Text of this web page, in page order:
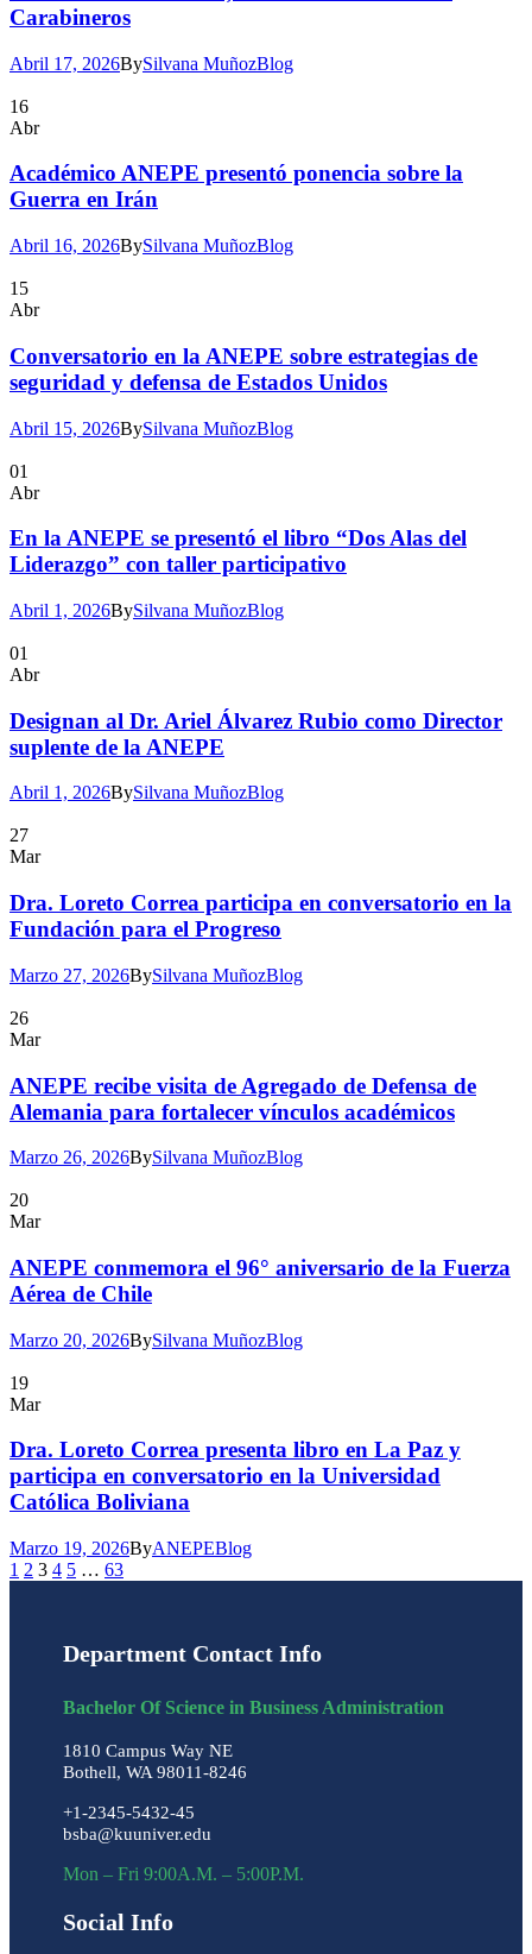
Carabineros
Abril 17, 2026BySilvana MuñozBlog
16
Abr
Académico ANEPE presentó ponencia sobre la
Guerra en Irán
Abril 16, 2026BySilvana MuñozBlog
15
Abr
Conversatorio en la ANEPE sobre estrategias de
seguridad y defensa de Estados Unidos
Abril 15, 2026BySilvana MuñozBlog
01
Abr
En la ANEPE se presentó el libro “Dos Alas del
Liderazgo” con taller participativo
Abril 1, 2026BySilvana MuñozBlog
01
Abr
Designan al Dr. Ariel Álvarez Rubio como Director
suplente de la ANEPE
Abril 1, 2026BySilvana MuñozBlog
27
Mar
Dra. Loreto Correa participa en conversatorio en la
Fundación para el Progreso
Marzo 27, 2026BySilvana MuñozBlog
26
Mar
ANEPE recibe visita de Agregado de Defensa de
Alemania para fortalecer vínculos académicos
Marzo 26, 2026BySilvana MuñozBlog
20
Mar
ANEPE conmemora el 96° aniversario de la Fuerza
Aérea de Chile
Marzo 20, 2026BySilvana MuñozBlog
19
Mar
Dra. Loreto Correa presenta libro en La Paz y
participa en conversatorio en la Universidad
Católica Boliviana
Marzo 19, 2026ByANEPEBlog
1 2 3 4 5 … 63
Department Contact Info
Bachelor Of Science in Business Administration
1810 Campus Way NE
Bothell, WA 98011-8246
+1-2345-5432-45
bsba@kuuniver.edu
Mon – Fri 9:00A.M. – 5:00P.M.
Social Info